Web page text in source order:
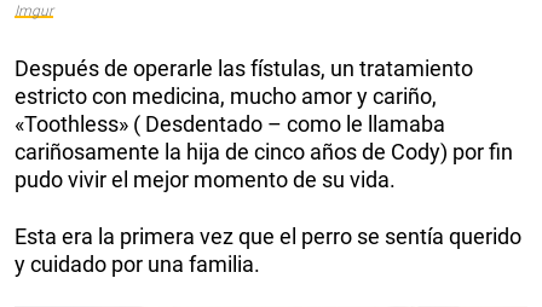
Imgur
Después de operarle las fístulas, un tratamiento
estricto con medicina, mucho amor y cariño,
«Toothless» ( Desdentado – como le llamaba
cariñosamente la hija de cinco años de Cody) por fin
pudo vivir el mejor momento de su vida.
Esta era la primera vez que el perro se sentía querido
y cuidado por una familia.